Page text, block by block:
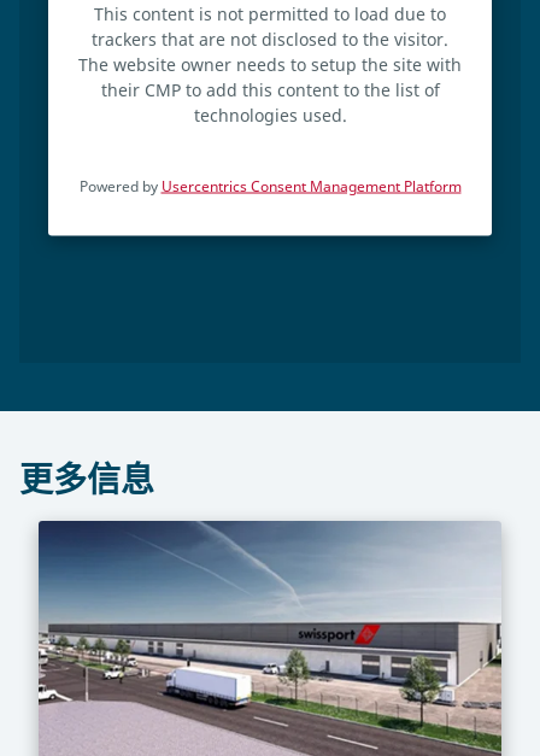
This content is not permitted to load due to
trackers that are not disclosed to the visitor.
The website owner needs to setup the site with
their CMP to add this content to the list of
technologies used.
Powered by Usercentrics Consent Management Platform
更多信息